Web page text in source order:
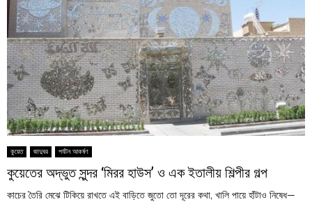
কুয়েত জাদুঘর পর্যটন আকর্ষণ
কুয়েতের অদ্ভুত সুন্দর ‘মিরর হাউস’ ও এক ইতালীয় শিল্পীর গল্প
কাচের তৈরি মেঝে টিকিয়ে রাখতে এই বাড়িতে জুতো তো দূরের কথা, খালি পায়ে হাঁটাও নিষেধ—